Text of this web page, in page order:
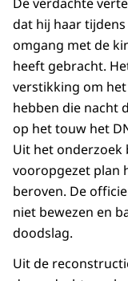
De verdachte
dat hij haar
omgang met de
heeft gebracht.
verstikking om
hebben die nacht
op het touw het
Uit het onderzoek
vooropgezet plan
beroven. De
niet bewezen en
doodslag.
Uit de